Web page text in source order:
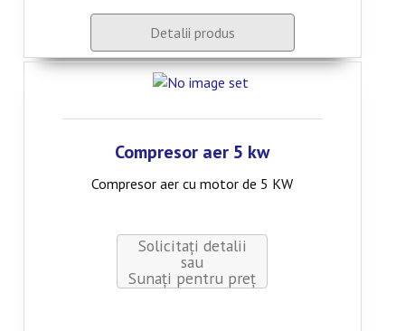
Detalii produs
Compresor aer 5 kw
Compresor aer cu motor de 5 KW
Solicitați detalii
sau
Sunaţi pentru preţ